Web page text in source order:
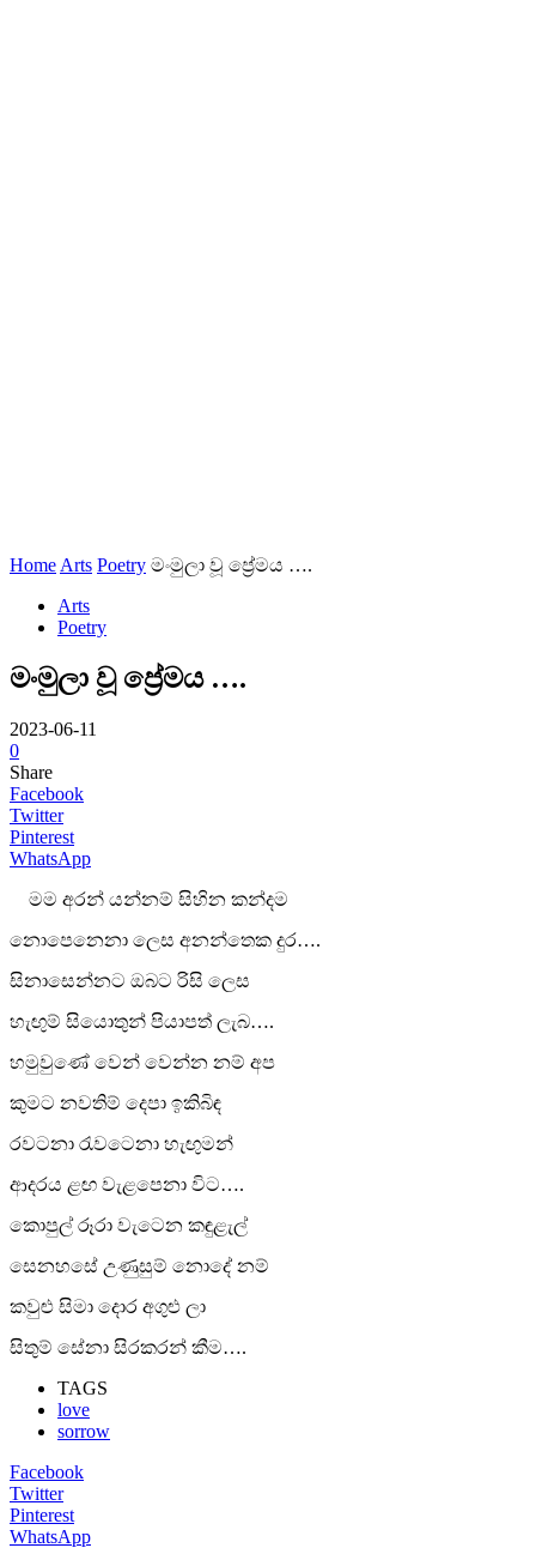
Home Arts Poetry මංමුලා වූ ප්‍රේමය ….
Arts
Poetry
මංමුලා වූ ප්‍රේමය ….
2023-06-11
0
Share
Facebook
Twitter
Pinterest
WhatsApp
මම අරන් යන්නම් සිහින කන්දම
නොපෙනෙනා ලෙස අනන්තෙක දුර….
සිනාසෙන්නට ඔබට රිසි ලෙස
හැඟුම් සියොතුන් පියාපත් ලැබ….
හමුවුණේ වෙන් වෙන්න නම් අප
කුමට නවතිම් දෙපා ඉකිබිඳ
රවටනා රැවටෙනා හැඟුමන්
ආදරය ළඟ වැළපෙනා විට….
කොපුල් රූරා වැටෙන කඳුළැල්
සෙනහසේ උණුසුම් නොදේ නම්
කවුළු සිමා දොර අගුළු ලා
සිතුම් සේනා සිරකරන් කීම….
TAGS
love
sorrow
Facebook
Twitter
Pinterest
WhatsApp